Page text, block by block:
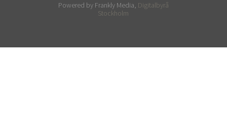
Powered by Frankly Media, Digitalbyrå
Stockholm